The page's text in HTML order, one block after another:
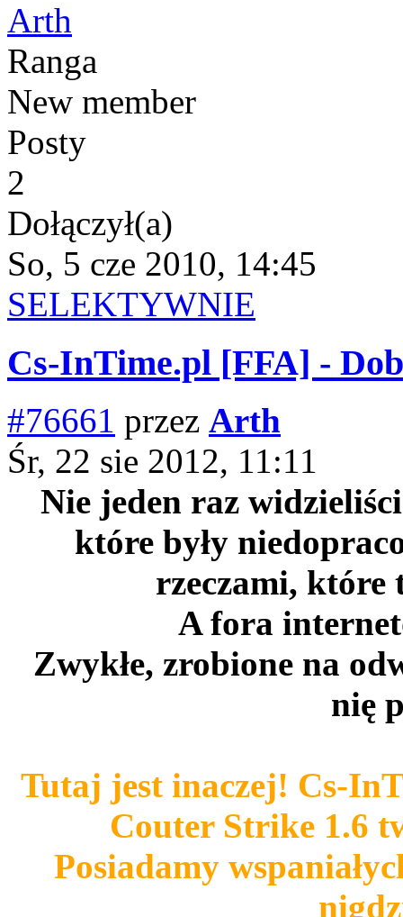
Arth
Ranga
New member
Posty
2
Dołączył(a)
So, 5 cze 2010, 14:45
SELEKTYWNIE
Cs-InTime.pl [FFA] -
#76661 przez Arth
Śr, 22 sie 2012, 11:11
Nie jeden raz
które były
rzeczami, które
A fora
Zwykłe, zrobione na
nię
Tutaj jest inaczej! Cs-
Couter Strike 1.6
Posiadamy